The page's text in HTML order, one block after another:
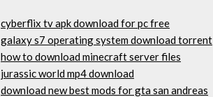
cyberflix tv apk download for pc free
galaxy s7 operating system download torrent
how to download minecraft server files
jurassic world mp4 download
download new best mods for gta san andreas